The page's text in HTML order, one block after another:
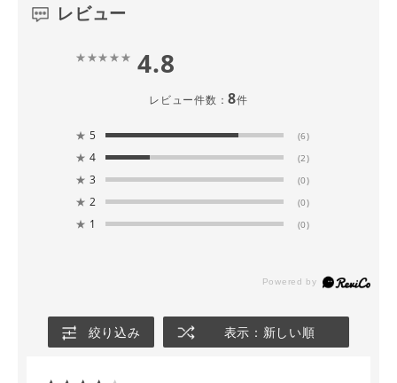
レビュー
4.8
レビュー件数：8件
★ 5 (6)
★ 4 (2)
★ 3 (0)
★ 2 (0)
★ 1 (0)
絞り込み 表示：新しい順